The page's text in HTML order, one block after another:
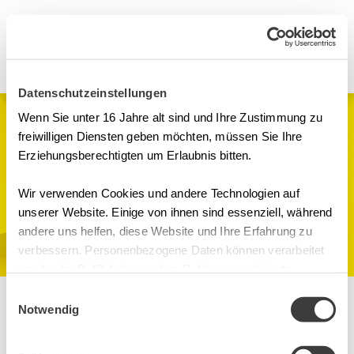
Datenschutzeinstellungen
Wenn Sie unter 16 Jahre alt sind und Ihre Zustimmung zu
freiwilligen Diensten geben möchten, müssen Sie Ihre
Erziehungsberechtigten um Erlaubnis bitten.
Wir verwenden Cookies und andere Technologien auf
unserer Website. Einige von ihnen sind essenziell, während
andere uns helfen, diese Website und Ihre Erfahrung zu
verbessern. Personenbezogene Daten können verarbeitet
Inhaltsmessung. Weitere Informationen über die
unserer Datenschutzerklärung. Sie können Ihre Auswahl
Notwendig
Pharmazie für
Neueinsteiger – Der
Weg von der
Forschung zur
allgemeine